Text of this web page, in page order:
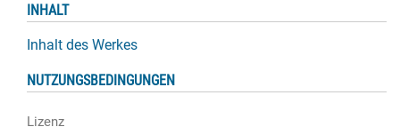
INHALT
Inhalt des Werkes
NUTZUNGSBEDINGUNGEN
Lizenz